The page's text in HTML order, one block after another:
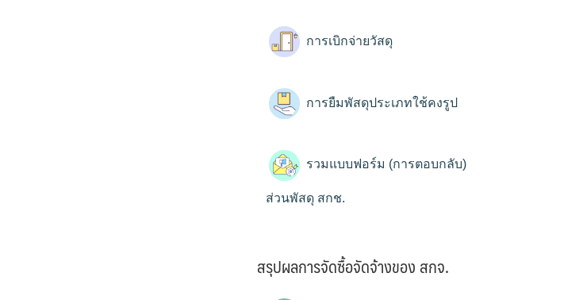
การเบิกจ่ายวัสดุ
การยืมพัสดุประเภทใช้คงรูป
รวมแบบฟอร์ม (การตอบกลับ)
ส่วนพัสดุ สกช.
สรุปผลการจัดซื้อจัดจ้างของ สกจ.